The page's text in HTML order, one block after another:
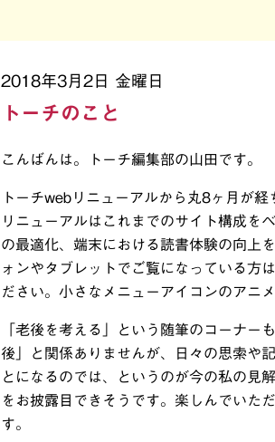
2018年3月2日 金曜日
トーチのこと
こんばんは。トーチ編集部の山田です。
トーチwebリニューアルから丸8ヶ月が
リニューアルはこれまでのサイト構成を
の最適化、端末における読書体験の向上
ォンやタブレットでご覧になっている方
ださい。小さなメニューアイコンのアニ
「老後を考える」という随筆のコーナー
後」と関係ありませんが、日々の思索や
とになるのでは、というのが今の私の見
をお披露目できそうです。楽しんでいた
す。